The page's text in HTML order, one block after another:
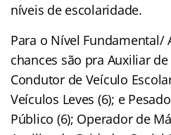
níveis de escolaridade.
Para o Nível Fundamental/
chances são pra Auxiliar de
Condutor de Veículo
Veículos Leves (6); e
Público (6); Operador de